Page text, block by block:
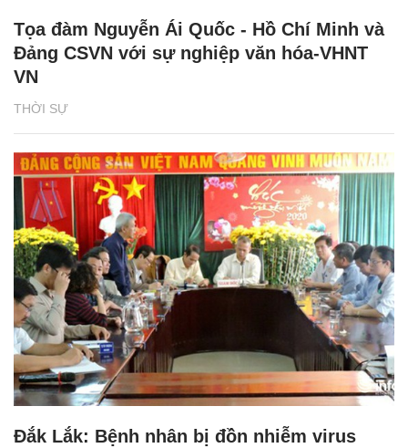
THỜI SỰ
Tọa đàm Nguyễn Ái Quốc - Hồ Chí Minh và
Đảng CSVN với sự nghiệp văn hóa-VHNT
VN
Đắk Lắk: Bệnh nhân bị đồn nhiễm virus